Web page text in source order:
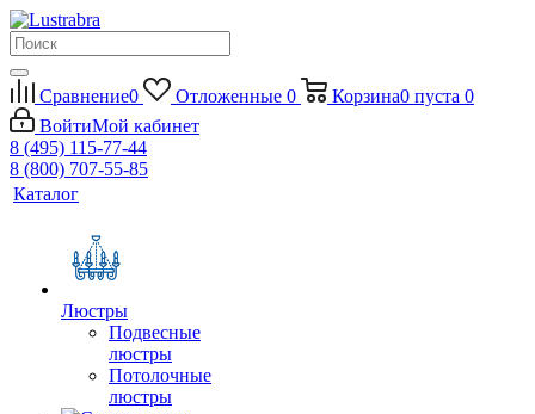
Сравнение0 Отложенные 0 Корзина0 пуста 0
ВойтиМой кабинет
8 (495) 115-77-44
8 (800) 707-55-85
Каталог
Люстры
Подвесные
люстры
Потолочные
люстры